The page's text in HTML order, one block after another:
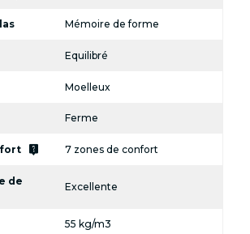
Mémoire de forme
Equilibré
Moelleux
Ferme
live_help 7 zones de confort
de
Excellente
55 kg/m3